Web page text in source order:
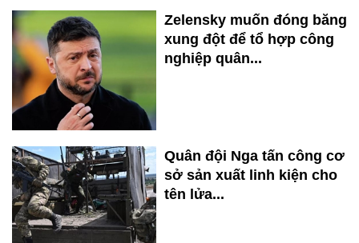
Zelensky muốn đóng băng
xung đột để tổ hợp công
nghiệp quân...
Quân đội Nga tấn công cơ
sở sản xuất linh kiện cho
tên lửa...